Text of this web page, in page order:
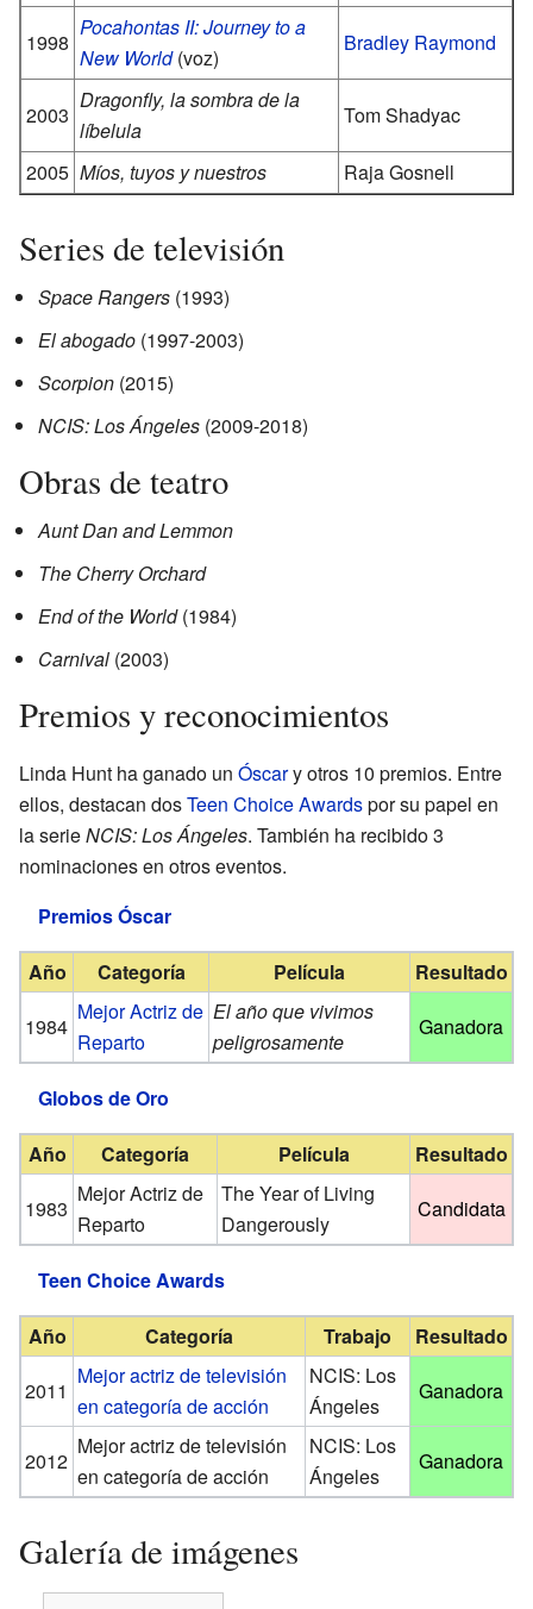
1998
Pocahontas II: Journey to a
New World(voz)
Bradley Raymond
2003
Dragonfly, la sombra de la
líbelula
Tom Shadyac
2005 Míos, tuyos y nuestros Raja Gosnell
Series de televisión
Space Rangers (1993)
El abogado (1997-2003)
Scorpion (2015)
NCIS: Los Ángeles (2009-2018)
Obras de teatro
Aunt Dan and Lemmon
The Cherry Orchard
End of the World(1984)
Carnival (2003)
Premios y reconocimientos
Linda Hunt ha ganado un Óscary otros 10 premios. Entre
ellos, destacan dosTeen Choice Awardspor su papel en
la serieNCIS: Los Ángeles. También ha recibido 3
nominaciones en otros eventos.
Premios Óscar
Año Categoría Película
Resultado
1984
Mejor Actriz de
Reparto
El año que vivimos
peligrosamente
Ganadora
Globos de Oro
Año Categoría Película
Resultado
1983
Mejor Actriz de
Reparto
The Year of Living
Dangerously
Candidata
Teen Choice Awards
Año Categoría Trabajo
Resultado
2011
Mejor actriz de televisión
en categoría de acción
NCIS: Los
Ángeles
Ganadora
2012
Mejor actriz de televisión
en categoría de acción
NCIS: Los
Ángeles
Ganadora
Galería de imágenes